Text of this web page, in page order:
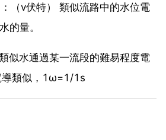
（v伏特） 類似流路中的水位電
的量。
似水通過某一流段的難易程度電
導類似，1ω=1/1s